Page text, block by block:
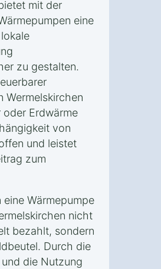
mit der
eine
zu gestalten.
Wermelskirchen
oder Erdwärme
von
und leistet
zum
Wärmepumpe
nicht
bezahlt, sondern
Durch die
die Nutzung